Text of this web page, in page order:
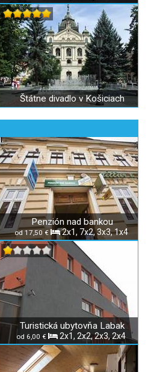
Štátne divadlo v Košiciach
Penzión nad bankou
od 17,50 € 2x1, 7x2, 3x3, 1x4
Turistická ubytovňa Labak
od 6,00 € 2x1, 2x2, 2x3, 2x4